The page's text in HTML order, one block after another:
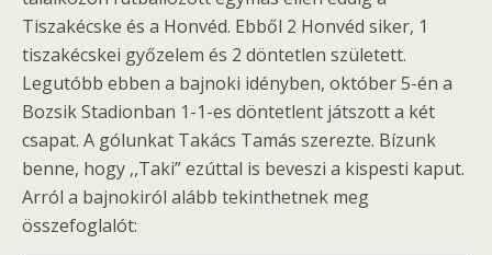
Tiszakécske és a Honvéd. Ebből 2 Honvéd siker, 1
tiszakécskei győzelem és 2 döntetlen született.
Legutóbb ebben a bajnoki idényben, október 5-én a
Bozsik Stadionban 1-1-es döntetlent játszott a két
csapat. A gólunkat Takács Tamás szerezte. Bízunk
benne, hogy ,,Taki” ezúttal is beveszi a kispesti kaput.
Arról a bajnokiról alább tekinthetnek meg
összefoglalót: